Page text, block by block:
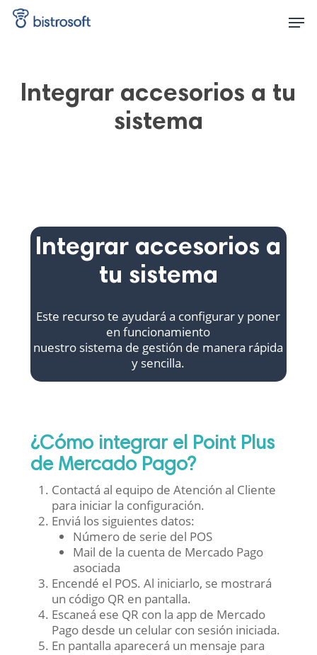
Skip
Integrar accesorios a tu
sistema
Integrar accesorios a
tu sistema
Este recurso te ayudará a configurar y poner
en funcionamiento
nuestro sistema de gestión de manera rápida
y sencilla.
¿Cómo integrar el Point Plus
de Mercado Pago?
Contactá al equipo de Atención al Cliente
para iniciar la configuración.
Enviá los siguientes datos:
Número de serie del POS
Mail de la cuenta de Mercado Pago
asociada
Encendé el POS. Al iniciarlo, se mostrará
un código QR en pantalla.
Escaneá ese QR con la app de Mercado
Pago desde un celular con sesión iniciada.
En pantalla aparecerá un mensaje para